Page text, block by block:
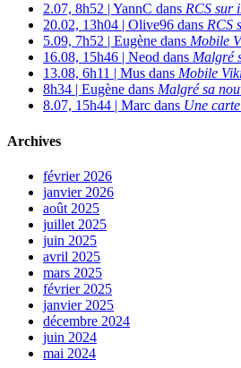
2.07, 8h52 | YannC dans RCS sur
20.02, 13h04 | Olive96 dans RCS
5.09, 7h52 | Eugène dans Mobile
16.08, 15h46 | Neod dans Malgré
13.08, 6h11 | Mus dans Mobile
8h34 | Eugène dans Malgré sa
8.07, 15h44 | Marc dans Une
Archives
février 2026
janvier 2026
août 2025
juillet 2025
juin 2025
avril 2025
mars 2025
février 2025
janvier 2025
décembre 2024
juin 2024
mai 2024